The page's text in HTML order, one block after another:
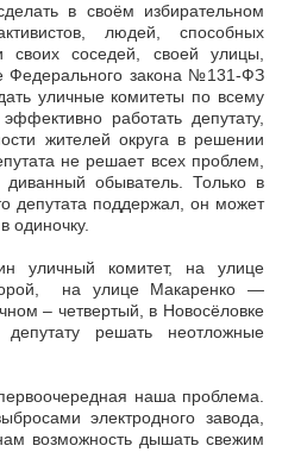
в своём избирательном
людей, способных
соседей, своей улицы,
Федерального закона №131-ФЗ
уличные комитеты по всему
работать депутату,
жителей округа в решении
не решает всех проблем,
обыватель. Только в
депутата поддержал, он может
одиночку.
уличный комитет, на улице
на улице Макаренко —
– четвертый, в Новосёловке
решать неотложные
наша проблема.
электродного завода,
возможность дышать свежим